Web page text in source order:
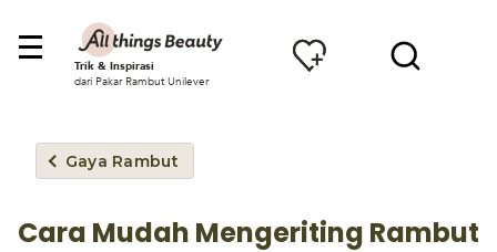
Trik & Inspirasi
dari Pakar Rambut Unilever
Gaya Rambut
Cara Mudah Mengeriting Rambut